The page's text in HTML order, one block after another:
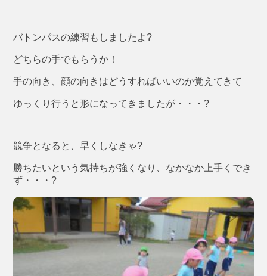
バトンパスの練習もしましたよ?
どちらの手でもらうか！
手の向き、顔の向きはどうすればいいのか覚えてきて
ゆっくり行うと形になってきましたが・・・?
競争となると、早くしなきゃ?
勝ちたいという気持ちが強くなり、なかなか上手くでき
ず・・・?